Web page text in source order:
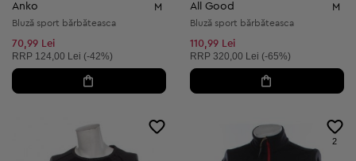
Anko M
Bluză sport bărbăteasca
70,99 Lei
Preț recomandat:
RRP 124,00 Lei (-42%)
All Good M
Bluză sport bărbăteasca
110,99 Lei
Preț recomandat:
RRP 320,00 Lei (-65%)
2